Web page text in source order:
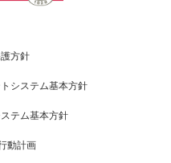
方針
システム基本方針
テム基本方針
動計画